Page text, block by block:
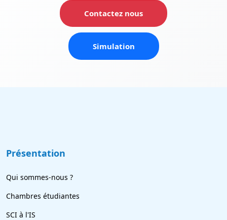
Contactez nous
Simulation
Présentation
Qui sommes-nous ?
Chambres étudiantes
SCI à l'IS